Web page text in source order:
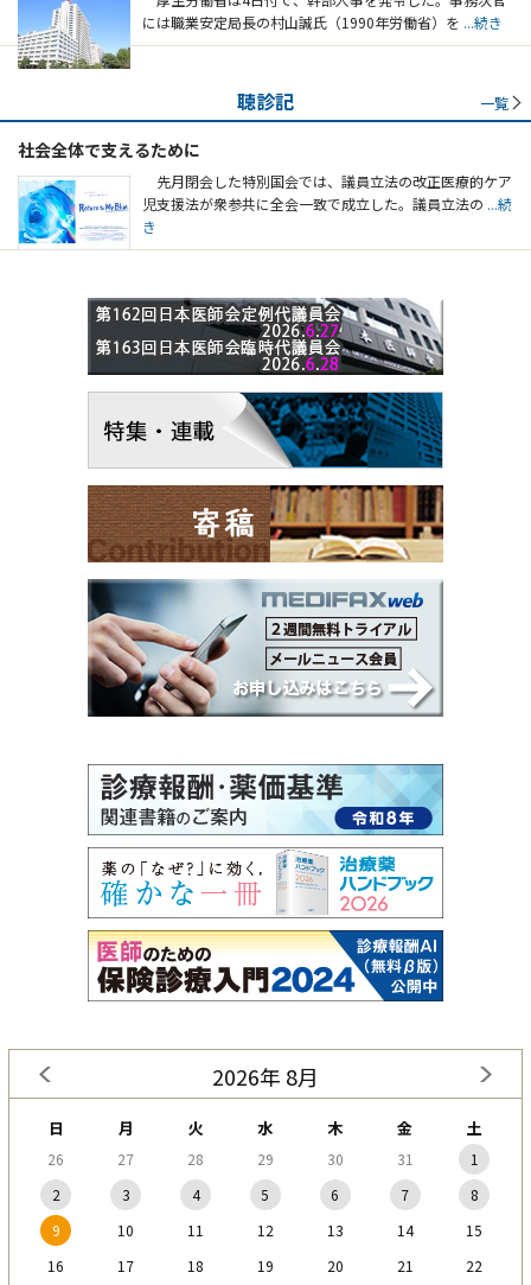
には職業安定局長の村山誠氏（1990年労働省）を ...続き
聴診記 一覧
社会全体で支えるために
先月閉会した特別国会では、議員立法の改正医療的ケア
児支援法が衆参共に全会一致で成立した。議員立法の ...続
き
2026年 8月
日 月 火 水 木 金 土
26 27 28 29 30 31
1
2
3 4 5 6 7
8
9
10 11 12 13 14
15
16
17 18 19 20 21
22